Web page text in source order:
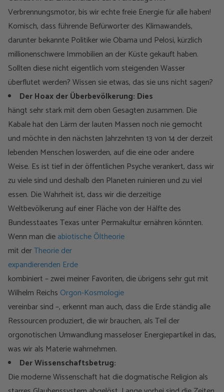
Verbrennungsmotor, bis wir echte freie Energie für alle haben!
Komisch, dass führende Befürworter des Klimawandels,
darunter bekannte Politiker wie Obama und Pelosi, kürzlich
millionenschwere Immobilien an der Küste gekauft haben.
Sollten diese nicht eigentlich vom steigenden Wasser
überflutet werden? Wissen sie etwas, das sie uns nicht sagen?
Der Hoax der Überbevölkerung: Dies
hängt sehr stark mit dem oben Gesagten zusammen. Die
Kabale hat den Lärm der lauten Massen noch nie gemocht
und möchte in den nächsten Jahrzehnten 13 von 14 der derzeit
lebenden Menschen loswerden, auf die eine oder andere
Weise. Es ist tief in der öffentlichen Psyche verankert, dass wir
zu viele sind und deshalb den Planeten ruinieren und zu viel
essen. Die Wahrheit ist, dass wir die derzeitige
Weltbevölkerung auf einer Fläche von der Hälfte des
Bundesstaates Texas unter Permakultur ernähren könnten.
Wenn man dieabiotische Öltheorie
mit derTheorie der
expandierenden Erde
kombiniert – zwei meiner Favoriten, die übrigens sehr gut mit
Wilhelm Reichs Orgon-Kosmologie
vereinbar sind –, erkennt man auch, dass die Erde ständig alle
Ressourcen produziert, die wir brauchen, als Teil der
orgonotischen Umwandlung masseloser Energiepartikel in das,
was wir als Materie wahrnehmen.
Der Wissenschaftsbetrug:
Die moderne Wissenschaft hat die dogmatische Religion als